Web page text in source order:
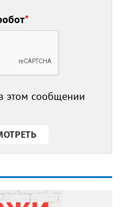
*
этом сообщении